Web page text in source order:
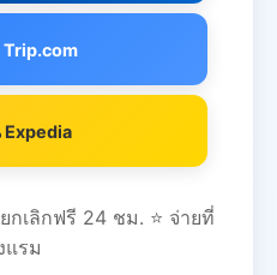
Trip.com
Expedia
กเลิกฟรี 24 ชม. ⭐ จ่ายที่
แรม